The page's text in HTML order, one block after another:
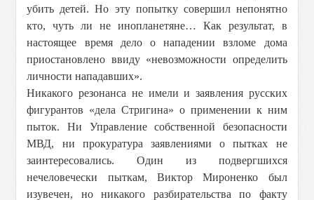
убить детей. Но эту попытку совершил непонятно
кто, чуть ли не инопланетяне… Как результат, в
настоящее время дело о нападении взломе дома
приостановлено ввиду «невозможности определить
личности нападавших».
Никакого резонанса не имели и заявления русских
фигурантов «дела Стригина» о применении к ним
пыток. Ни Управление собственной безопасности
МВД, ни прокуратура заявлениями о пытках не
заинтересовались. Один из подвергшихся
нечеловечески пыткам, Виктор Мироненко был
изувечен, но никакого разбирательства по факту